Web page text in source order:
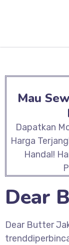
Mau
Dapatkan
Harga
Handal!
Dear
Dear Butter